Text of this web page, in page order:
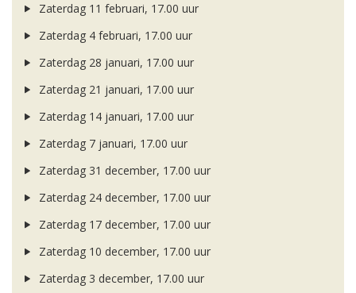
Zaterdag 11 februari, 17.00 uur
Zaterdag 4 februari, 17.00 uur
Zaterdag 28 januari, 17.00 uur
Zaterdag 21 januari, 17.00 uur
Zaterdag 14 januari, 17.00 uur
Zaterdag 7 januari, 17.00 uur
Zaterdag 31 december, 17.00 uur
Zaterdag 24 december, 17.00 uur
Zaterdag 17 december, 17.00 uur
Zaterdag 10 december, 17.00 uur
Zaterdag 3 december, 17.00 uur